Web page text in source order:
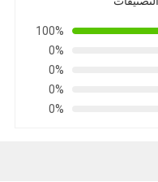
100%
0%
0%
0%
0%